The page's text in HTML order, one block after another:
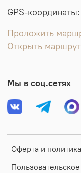
Оферта и
GPS-координаты:
Проложить
Открыть
Мы в соц.сетях